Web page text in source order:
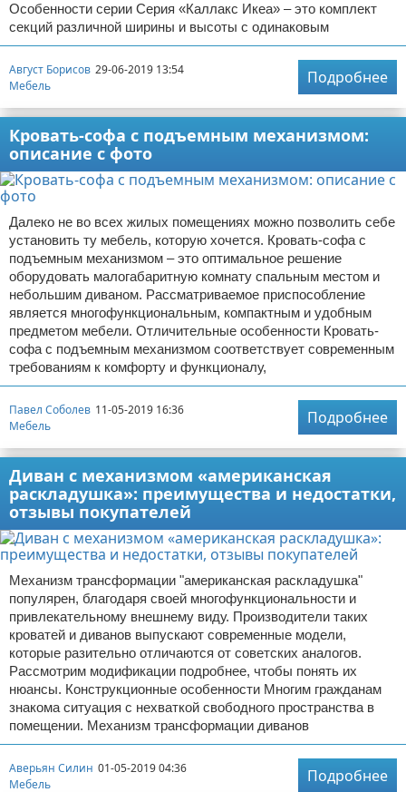
Особенности серии Серия «Каллакс Икеа» – это комплект
секций различной ширины и высоты с одинаковым
Август Борисов 29-06-2019 13:54
Мебель
Подробнее
Кровать-софа с подъемным механизмом:
описание с фото
Далеко не во всех жилых помещениях можно позволить себе
установить ту мебель, которую хочется. Кровать-софа с
подъемным механизмом – это оптимальное решение
оборудовать малогабаритную комнату спальным местом и
небольшим диваном. Рассматриваемое приспособление
является многофункциональным, компактным и удобным
предметом мебели. Отличительные особенности Кровать-
софа с подъемным механизмом соответствует современным
требованиям к комфорту и функционалу,
Павел Соболев 11-05-2019 16:36
Мебель
Подробнее
Диван с механизмом «американская
раскладушка»: преимущества и недостатки,
отзывы покупателей
Механизм трансформации "американская раскладушка"
популярен, благодаря своей многофункциональности и
привлекательному внешнему виду. Производители таких
кроватей и диванов выпускают современные модели,
которые разительно отличаются от советских аналогов.
Рассмотрим модификации подробнее, чтобы понять их
нюансы. Конструкционные особенности Многим гражданам
знакома ситуация с нехваткой свободного пространства в
помещении. Механизм трансформации диванов
Аверьян Силин 01-05-2019 04:36
Мебель
Подробнее